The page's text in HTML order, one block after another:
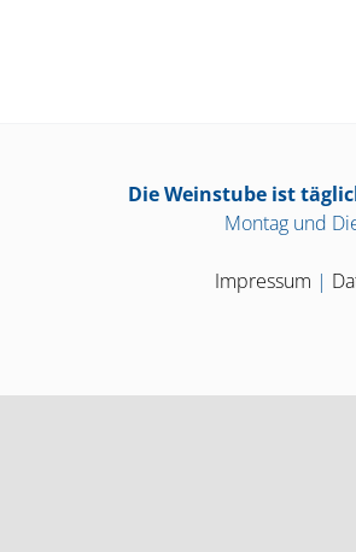
Die Weinstube ist
Montag und
Impressum |